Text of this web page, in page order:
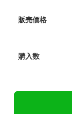
販売価格
購入数